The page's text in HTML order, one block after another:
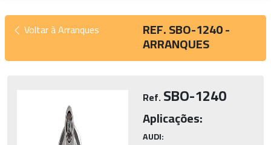
Voltar à Arranques REF. SBO-1240 -
ARRANQUES
Ref.SBO-1240
Aplicações:
AUDI: